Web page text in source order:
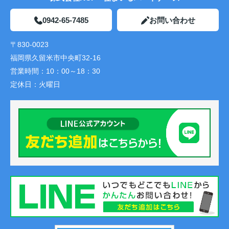
0942-65-7485 お問い合わせ
〒830-0023
福岡県久留米市中央町32-16
営業時間： 10：00～18：30
定休日： 火曜日